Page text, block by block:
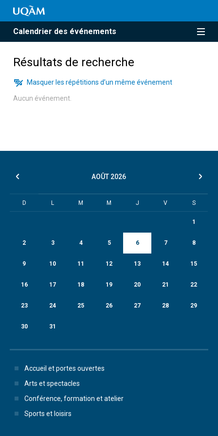
Calendrier des événements
Résultats de recherche
Masquer les répétitions d’un même événement
Aucun événement.
AOÛT 2026
D L M M J V S
1
2 3 4 5 6 7 8
9 10 11 12 13 14 15
16 17 18 19 20 21 22
23 24 25 26 27 28 29
30 31
Accueil et portes ouvertes
Arts et spectacles
Conférence, formation et atelier
Sports et loisirs